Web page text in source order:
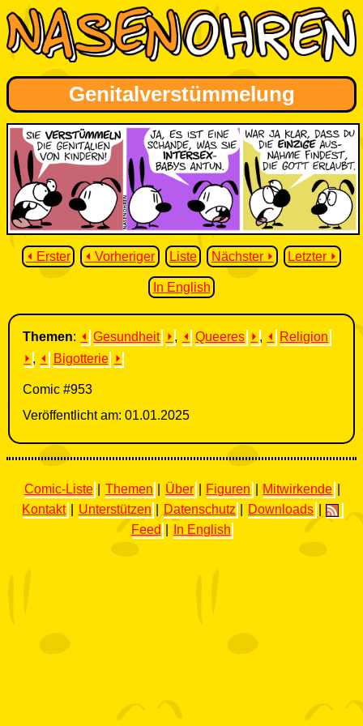
Genitalverstümmelung
⏴ Erster ⏴ Vorheriger Liste Nächster ⏵ Letzter ⏵
In English
Themen: ⏴ Gesundheit ⏵ , ⏴ Queeres ⏵ , ⏴
Religion
⏵ , ⏴ Bigotterie ⏵
Comic #953
Veröffentlicht am: 01.01.2025
Comic-Liste Themen Über Figuren Mitwirkende
Kontakt
Unterstützen Datenschutz Downloads
Feed
In English